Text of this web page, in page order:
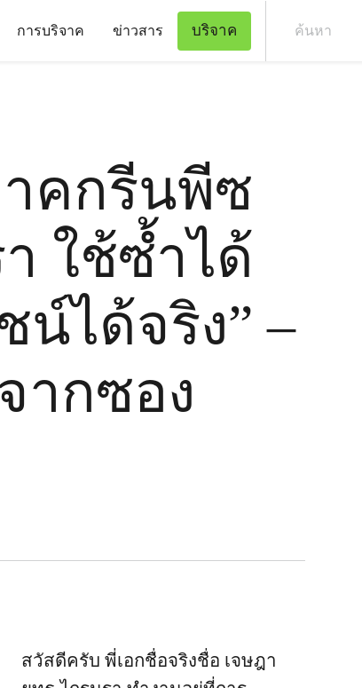
การบริจาค ข่าวสาร บริจาค
คกรีนพีซ
ใช้ซ้ำได้
น์ได้จริง” –
ากซอง
สวัสดีครับ พี่เอกชื่อจริงชื่อ เจษฎา